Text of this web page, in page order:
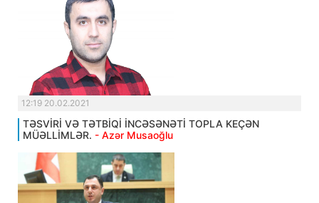
12:19 20.02.2021
TƏSVİRİ VƏ TƏTBİQİ İNCƏSƏNƏTİ TOPLA KEÇƏN
MÜƏLLİMLƏR. - Azər Musaoğlu